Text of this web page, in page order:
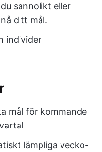
sannolikt eller
ditt mål.
individer
mål för kommande
lämpliga vecko-